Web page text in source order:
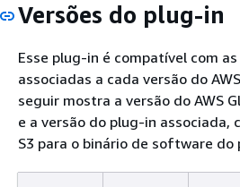
Versões do plug-in
Esse plug-in é compatível com
associadas a cada versão do
seguir mostra a versão do AWS
e a versão do plug-in associada,
S3 para o binário de software do